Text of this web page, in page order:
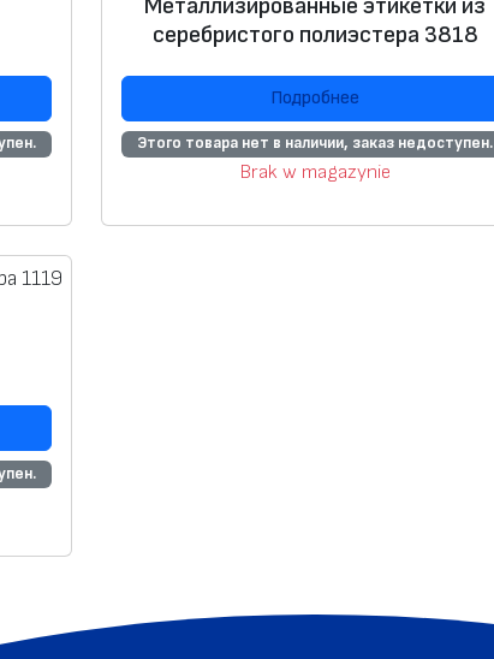
Металлизированные этикетки из
серебристого полиэстера 3818
Подробнее
Этого товара нет в наличии, заказ недоступен.
Brak w magazynie